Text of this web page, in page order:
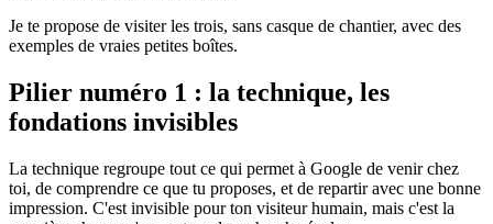
Je te propose de visiter les trois, sans casque de chantier, avec des
exemples de vraies petites boîtes.
Pilier numéro 1 : la technique, les
fondations invisibles
La technique regroupe tout ce qui permet à Google de venir chez
toi, de comprendre ce que tu proposes, et de repartir avec une bonne
impression. C'est invisible pour ton visiteur humain, mais c'est la